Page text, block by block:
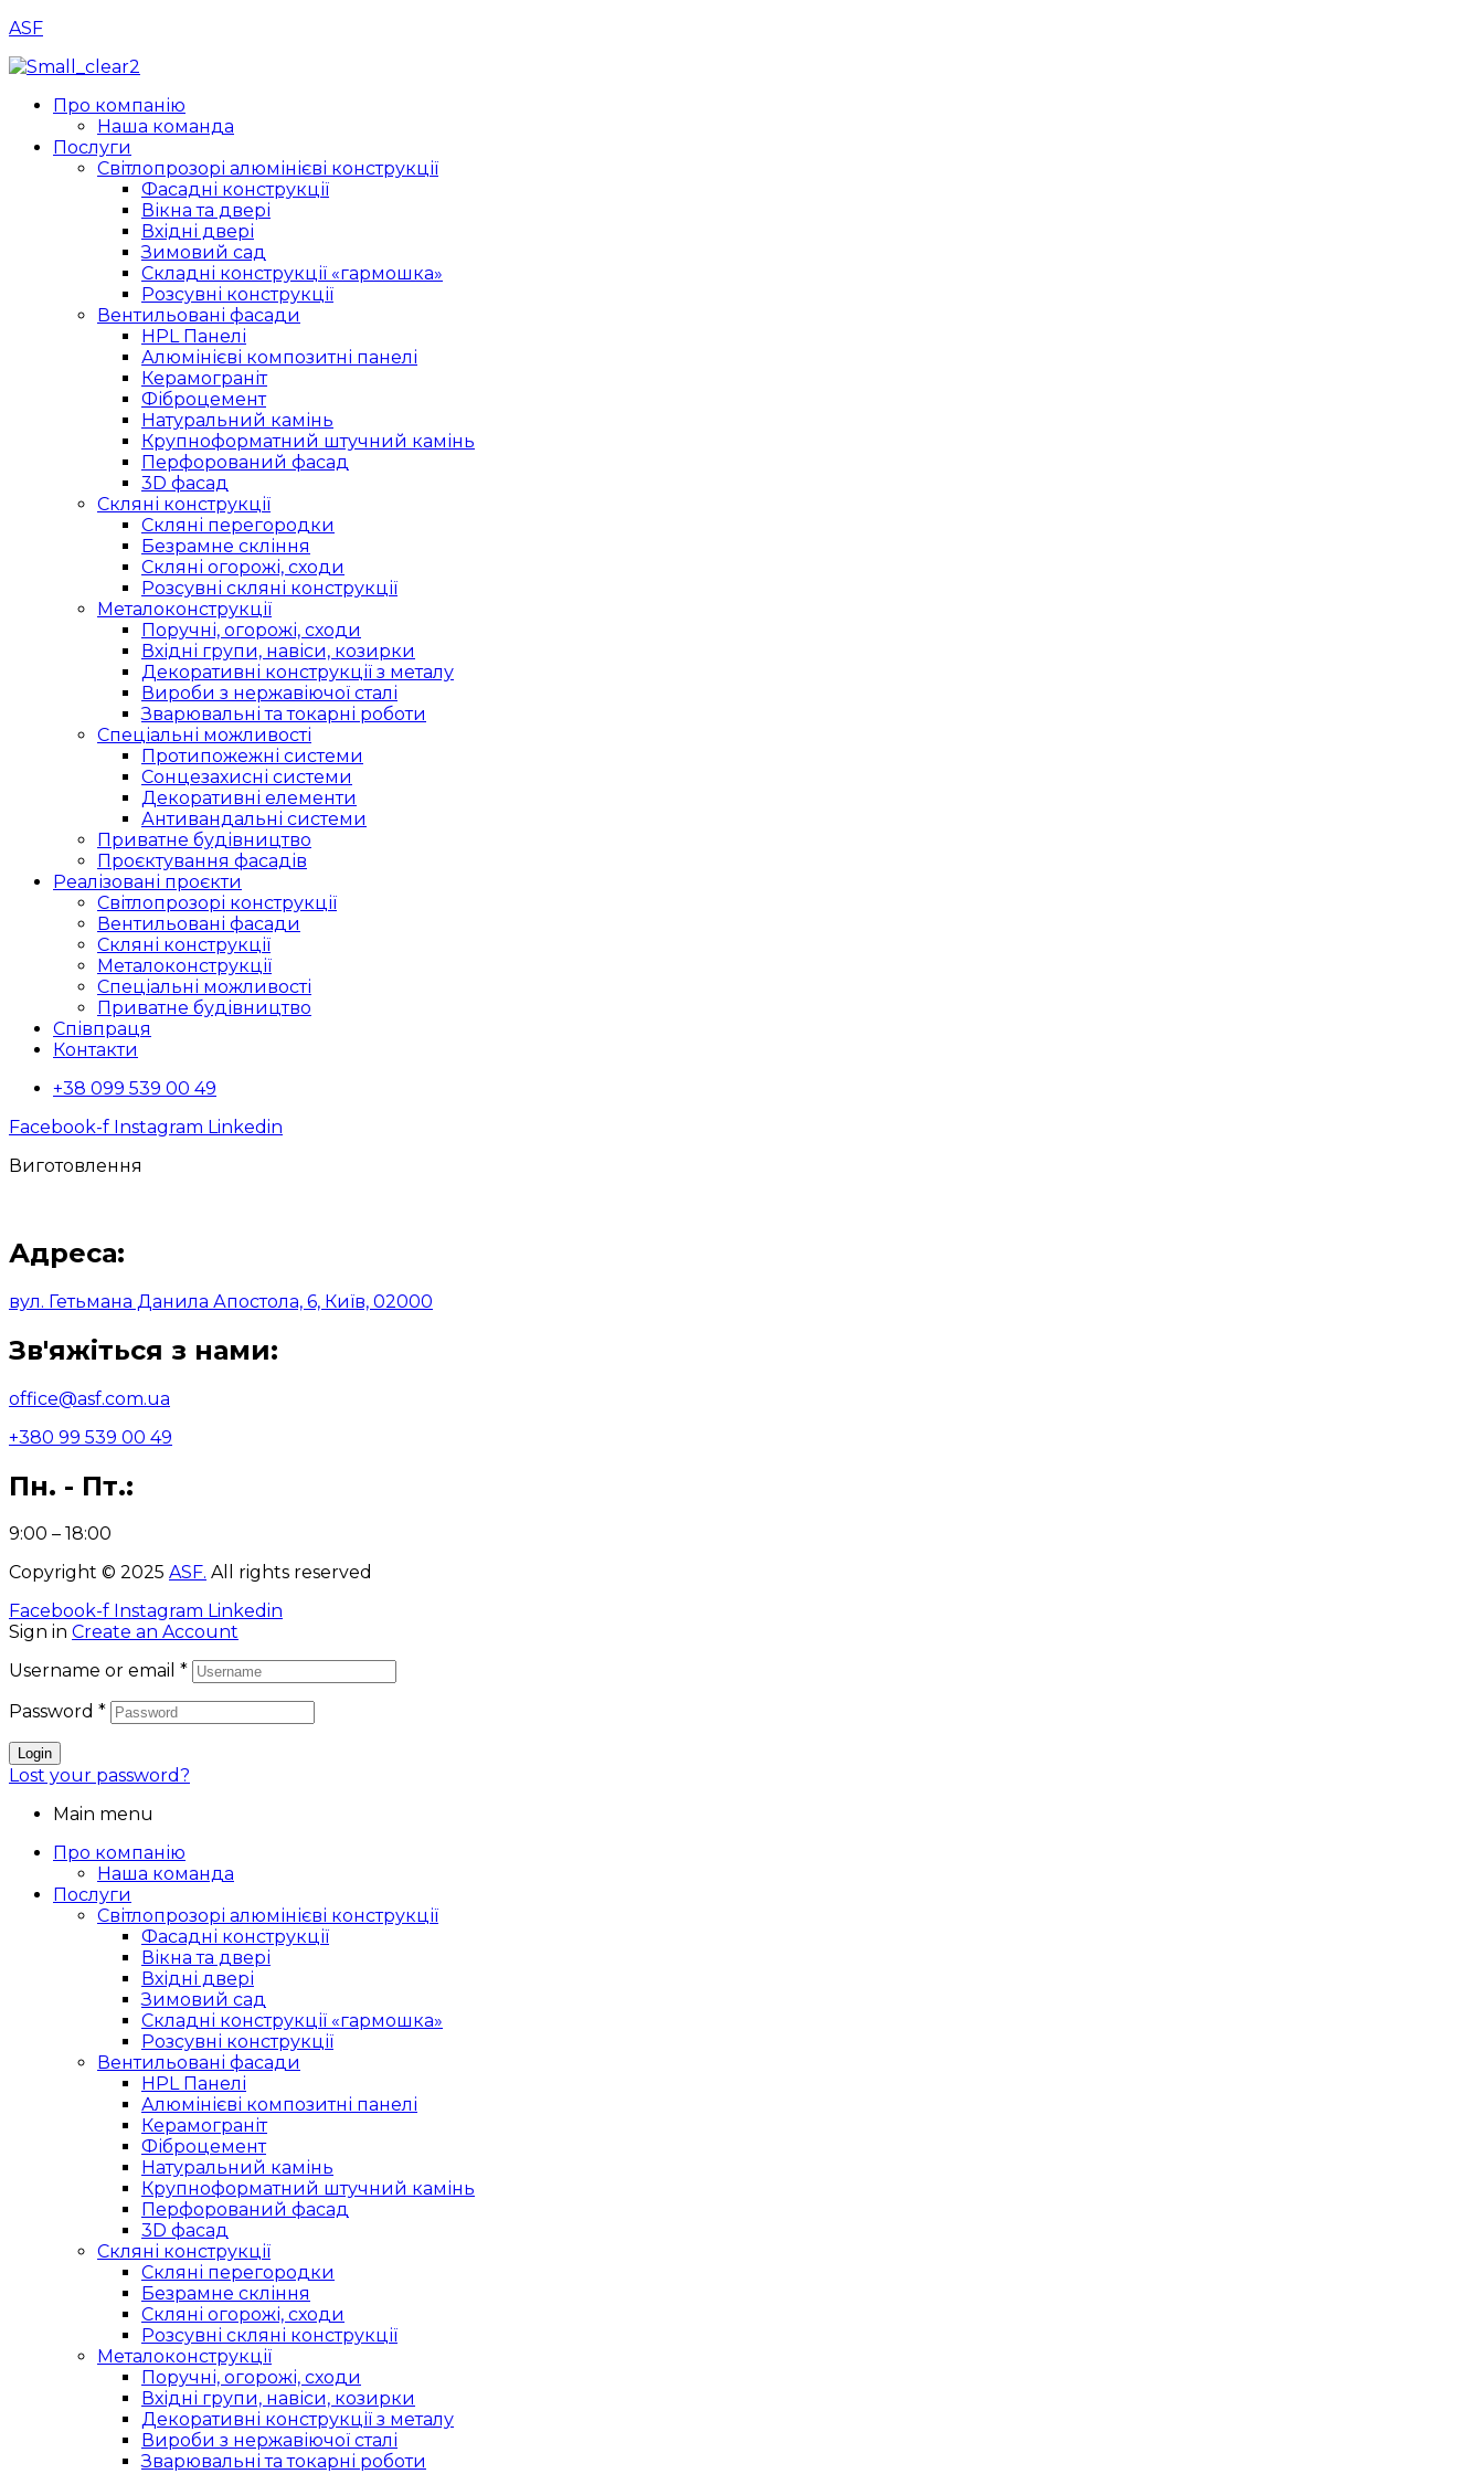
ASF
Menu
Про компанію
Наша команда
Послуги
Світлопрозорі алюмінієві конструкції
Фасадні конструкції
Вікна та двері
Вхідні двері
Зимовий сад
Складні конструкції «гармошка»
Розсувні конструкції
Вентильовані фасади
HPL Панелі
Алюмінієві композитні панелі
Керамограніт
Фіброцемент
Натуральний камінь
Крупноформатний штучний камінь
Перфорований фасад
3D фасад
Скляні конструкції
Скляні перегородки
Безрамне скління
Скляні огорожі, сходи
Розсувні скляні конструкції
Металоконструкції
Поручні, огорожі, сходи
Вхідні групи, навіси, козирки
Декоративні конструкції з металу
Вироби з нержавіючої сталі
Зварювальні та токарні роботи
Спеціальні можливості
Протипожежні системи
Сонцезахисні системи
Декоративні елементи
Антивандальні системи
Приватне будівництво
Проєктування фасадів
Реалізовані проєкти
Світлопрозорі конструкції
Вентильовані фасади
Скляні конструкції
Металоконструкції
Спеціальні можливості
Приватне будівництво
Співпраця
Контакти
+38 099 539 00 49
Facebook-f Instagram Linkedin
Виготовлення
Адреса:
вул. Гетьмана Данила Апостола, 6, Київ, 02000
Зв'яжіться з нами:
office@asf.com.ua
+380 99 539 00 49
Пн. - Пт.:
9:00 – 18:00
Copyright © 2025 ASF. All rights reserved
Facebook-f Instagram Linkedin
Sign in Create an Account
Username or email *
Password *
Login
Lost your password?
Main menu
Про компанію
Наша команда
Послуги
Світлопрозорі алюмінієві конструкції
Фасадні конструкції
Вікна та двері
Вхідні двері
Зимовий сад
Складні конструкції «гармошка»
Розсувні конструкції
Вентильовані фасади
HPL Панелі
Алюмінієві композитні панелі
Керамограніт
Фіброцемент
Натуральний камінь
Крупноформатний штучний камінь
Перфорований фасад
3D фасад
Скляні конструкції
Скляні перегородки
Безрамне скління
Скляні огорожі, сходи
Розсувні скляні конструкції
Металоконструкції
Поручні, огорожі, сходи
Вхідні групи, навіси, козирки
Декоративні конструкції з металу
Вироби з нержавіючої сталі
Зварювальні та токарні роботи